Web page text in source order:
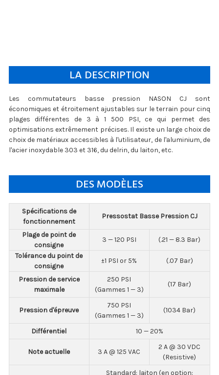
LA DESCRIPTION
Les commutateurs basse pression NASON CJ sont
économiques et étroitement ajustables sur le terrain pour cinq
plages différentes de 3 à 1 500 PSI, ce qui permet des
optimisations extrêmement précises. Il existe un large choix de
choix de matériaux accessibles à l'utilisateur, de l'aluminium, de
l'acier inoxydable 303 et 316, du delrin, du laiton, etc.
DES MODÈLES
Spécifications de
fonctionnement
Pressostat Basse Pression CJ
Plage de point de
consigne
3 — 120 PSI
(.21 — 8.3 Bar)
Tolérance du point de
consigne
±1 PSI or 5% (.07 Bar)
Pression de service
maximale
250 PSI
(Gammes 1 — 3)
(17 Bar)
Pression d'épreuve
750 PSI
(Gammes 1 — 3)
(1034 Bar)
Différentiel 10 — 20%
Note actuelle 3 A @ 125 VAC
2 A @ 30 VDC
(Resistive)
Standard: laiton (en option: